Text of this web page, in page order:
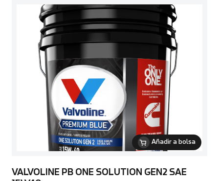
Añadir a bolsa
VALVOLINE PB ONE SOLUTION GEN2 SAE